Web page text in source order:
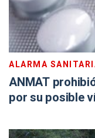
ALARMA
ANMAT
por su posible